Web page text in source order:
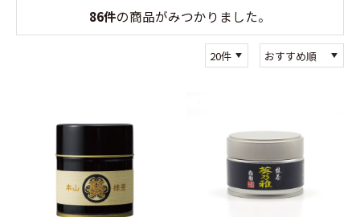
86件の商品がみつかりました。